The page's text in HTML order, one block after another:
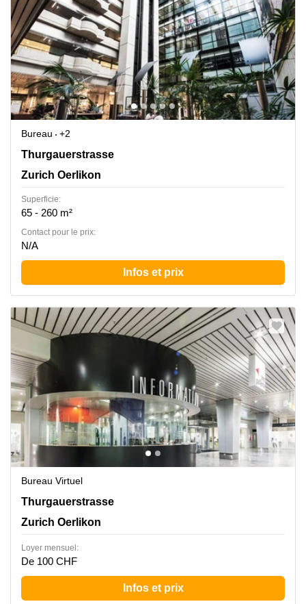
Bureau
+2
Thurgauerstrasse 117, Zurich Oerlikon
Thurgauerstrasse
Zurich Oerlikon
Superficie:
65 - 260 m²
Contact pour le prix:
N/A
Infos et prix
Bureau Virtuel
Thurgauerstrasse 117, Zurich Oerlikon
Thurgauerstrasse
Zurich Oerlikon
Loyer mensuel:
De 100 CHF
Infos et prix